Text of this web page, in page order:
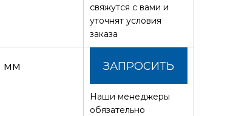
свяжутся с вами и
уточнят условия
заказа
мм ЗАПРОСИТЬ
СТОИМОСТЬ
Наши менеджеры
обязательно